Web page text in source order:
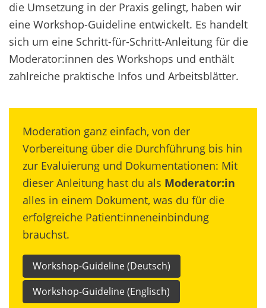
die Umsetzung in der Praxis gelingt, haben wir
eine Workshop-Guideline entwickelt. Es handelt
sich um eine Schritt-für-Schritt-Anleitung für die
Moderator:innen des Workshops und enthält
zahlreiche praktische Infos und Arbeitsblätter.
Moderation ganz einfach, von der
Vorbereitung über die Durchführung bis hin
zur Evaluierung und Dokumentationen: Mit
dieser Anleitung hast du als Moderator:in
alles in einem Dokument, was du für die
erfolgreiche Patient:inneneinbindung
brauchst.
Workshop-Guideline (Deutsch)
Workshop-Guideline (Englisch)